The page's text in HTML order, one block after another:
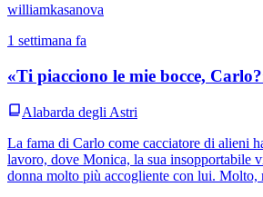
williamkasanova
1 settimana fa
«Ti piacciono le mie bocce,
Alabarda degli Astri
La fama di Carlo come cacciatore di alieni
lavoro, dove Monica, la sua insopportabile
donna molto più accogliente con lui. Molto,